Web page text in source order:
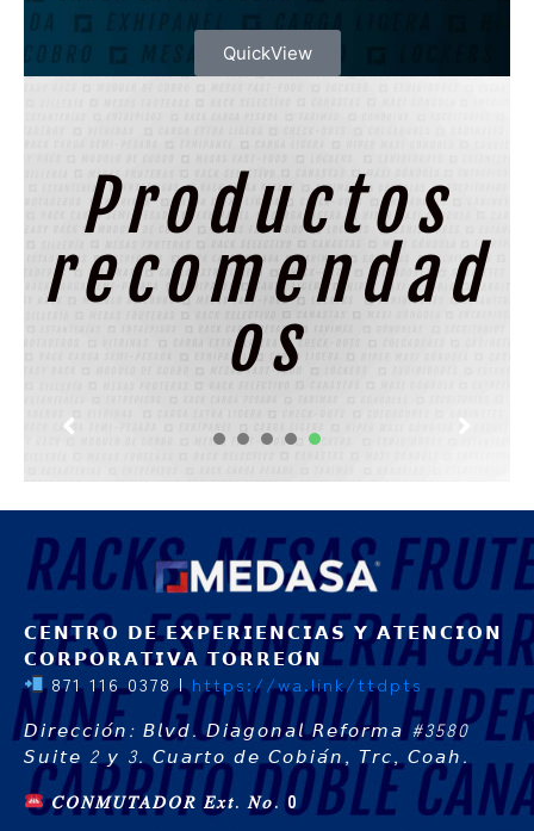
QuickView
Productos
recomendad
os
𝗖𝗘𝗡𝗧𝗥𝗢 𝗗𝗘 𝗘𝗫𝗣𝗘𝗥𝗜𝗘𝗡𝗖𝗜𝗔𝗦 𝗬 𝗔𝗧𝗘𝗡𝗖𝗜𝗢𝗡
𝗖𝗢𝗥𝗣𝗢𝗥𝗔𝗧𝗜𝗩𝗔 𝗧𝗢𝗥𝗥𝗘𝗢́𝗡
871 116 0378 |https://wa.link/ttdpts
𝘋𝘪𝘳𝘦𝘤𝘤𝘪𝘰́𝘯: 𝘉𝘭𝘷𝘥. 𝘋𝘪𝘢𝘨𝘰𝘯𝘢𝘭 𝘙𝘦𝘧𝘰𝘳𝘮𝘢 #3580
𝘚𝘶𝘪𝘵𝘦 2 𝘺 3. 𝘊𝘶𝘢𝘳𝘵𝘰 𝘥𝘦 𝘊𝘰𝘣𝘪𝘢́𝘯, 𝘛𝘳𝘤, 𝘊𝘰𝘢𝘩.
𝐶𝑂𝑁𝑀𝑈𝑇𝐴𝐷𝑂𝑅 𝐸𝑥𝑡. 𝑁𝑜. 0